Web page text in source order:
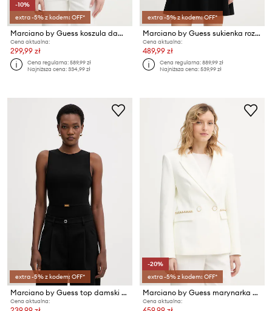
-10%
extra -5% z kodem: OFF*
Marciano by Guess koszula damska z lyocellem TEA
Cena aktualna:
299,99 zł
Cena regularna:589,99 zł
Najniższa cena:334,99 zł
extra -5% z kodem: OFF*
Marciano by Guess sukienka rozkloszowana z wiskozą KASHU
Cena aktualna:
489,99 zł
Cena regularna:889,99 zł
Najniższa cena:539,99 zł
extra -5% z kodem: OFF*
Marciano by Guess top damski z wiskozy KASHU
Cena aktualna:
-20%
extra -5% z kodem: OFF*
Marciano by Guess marynarka MAYE
Cena aktualna: